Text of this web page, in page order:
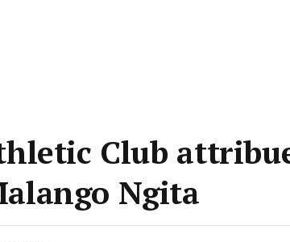
Club
Ngita